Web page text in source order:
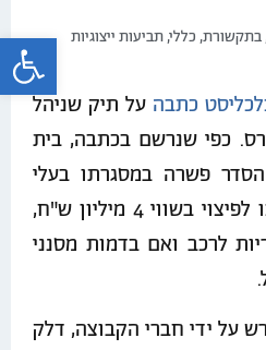
בתקשורת, כללי,תביעות ייצוגיות
כתבה על תיק שניהל
כפי שנרשם בכתבה, בית
פשרה במסגרתו בעלי
מאזדה, פורד וב.מ.וו יזכו לפיצוי בשווי 4 מיליון ש"ח,
לרכב ואם בדמות מסנני
על ידי חברי הקבוצה, דלק